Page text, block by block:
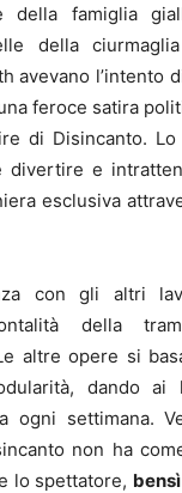
della famiglia
della
avevano l’intento
feroce satira
di Disincanto. Lo
divertire e
esclusiva
con gli altri
della
altre opere si
dando ai
ogni settimana.
non ha
lo spettatore,